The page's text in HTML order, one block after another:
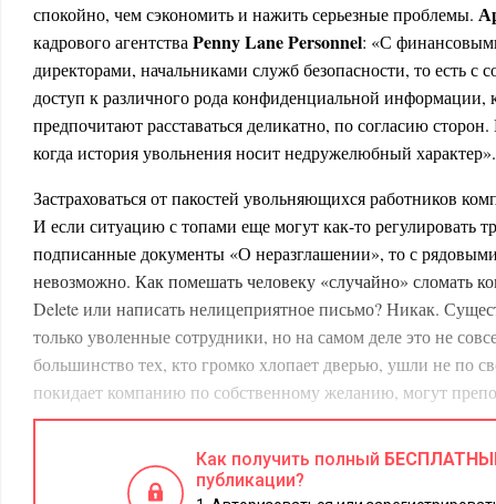
спокойно, чем сэкономить и нажить серьезные проблемы.
кадрового агентства Penny Lane Personnel: «С
директорами, начальниками служб безопасности, то есть
доступ к различного рода конфиденциальной
предпочитают расставаться деликатно, по согласию
когда история увольнения носит недружелюбный характер».
Застраховаться от пакостей увольняющихся работников
И если ситуацию с топами еще могут как-то регулировать
подписанные документы «О неразглашении», то с
невозможно. Как помешать человеку «случайно» сломать
Delete или написать нелицеприятное письмо? Никак.
только уволенные сотрудники, но на самом деле это не
большинство тех, кто громко хлопает дверью, ушли не по
покидает компанию по собственному желанию, могут
особый тип людей, их недовольство внешне никак не
копят обиды и при случае готовы выставить счет.
Единственный способ минимизировать неприятности от
Как получить полный
публикации?